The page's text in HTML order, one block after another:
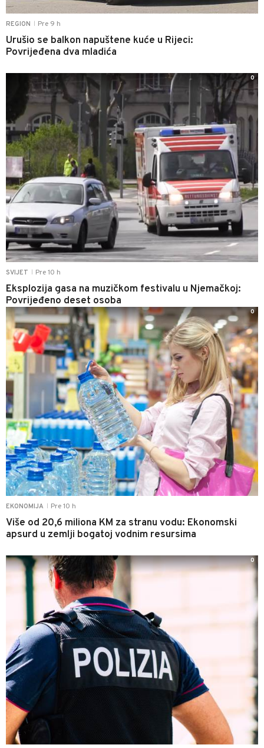
REGION Pre 9 h
Urušio se balkon napuštene kuće u Rijeci:
Povrijeđena dva mladića
SVIJET Pre 10 h
Eksplozija gasa na muzičkom festivalu u Njemačkoj:
Povrijeđeno deset osoba
0
EKONOMIJA Pre 10 h
Više od 20,6 miliona KM za stranu vodu: Ekonomski
apsurd u zemlji bogatoj vodnim resursima
0
0